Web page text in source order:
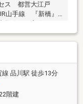
ス 都営大江戸
手線 『新橋』
用可能SOHO住戸
回復工事・ルームク
室乾燥機■温水洗
ン・食洗機■モニタ
ク■24時間ゴミ出
1住戸犬猫合わせ
線 品川駅 徒歩13分
階建